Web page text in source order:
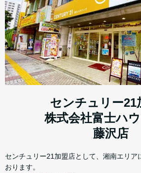
センチュリー21
株式会社富士ハ
藤沢店
センチュリー21加盟店として、湘南エリア
おります。